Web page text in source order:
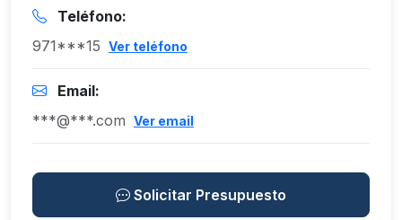
Teléfono:
971***15 Ver teléfono
Email:
***@***.com Ver email
Solicitar Presupuesto